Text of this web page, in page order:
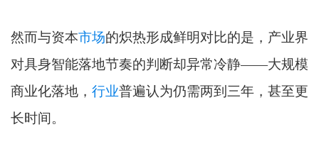
然而与资本市场的炽热形成鲜明对比的是，产业界
对具身智能落地节奏的判断却异常冷静——大规模
商业化落地， 行业普遍认为仍需两到三年，甚至更
长时间。